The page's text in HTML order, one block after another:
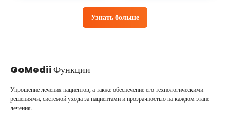
Узнать больше
GoMediiФункции
Упрощение лечения пациентов, а также обеспечение его технологическими
решениями, системой ухода за пациентами и прозрачностью на каждом этапе
лечения.